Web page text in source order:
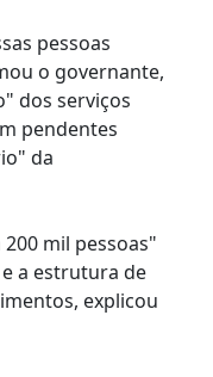
pessoas
o governante,
dos serviços
pendentes
da
mil pessoas"
a estrutura de
explicou